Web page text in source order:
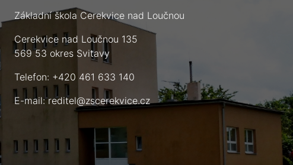
Základní škola Cerekvice nad Loučnou
Cerekvice nad Loučnou 135
569 53 okres Svitavy
Telefon: +420 461 633 140
E-mail:reditel@zscerekvice.cz